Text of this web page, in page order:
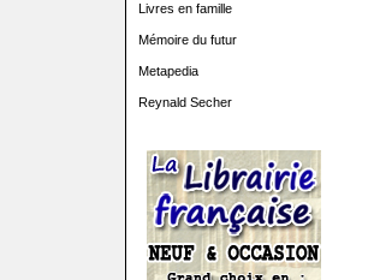
Livres en famille
Mémoire du futur
Metapedia
Reynald Secher